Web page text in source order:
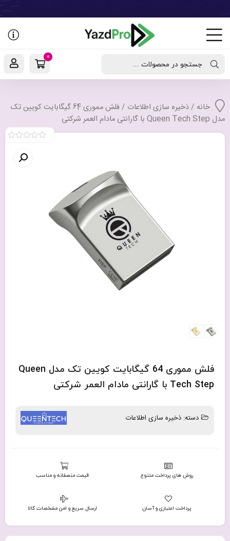
جستجو در محصولات ...
0
خانه /ذخیره سازی اطلاعات
/ فلش مموری 64 گیگابایت کویین تک
مدل Queen Tech Step با گارانتی مادام العمر شرکتی
فلش مموری 64 گیگابایت کویین تک مدل Queen
Tech Step با گارانتی مادام العمر شرکتی
دسته: ذخیره سازی اطلاعات
روش های پرداخت متنوع قیمت منصفانه و مناسب
پرداخت اعتباری و آسان ارسال سریع و امن مشخصات کالا